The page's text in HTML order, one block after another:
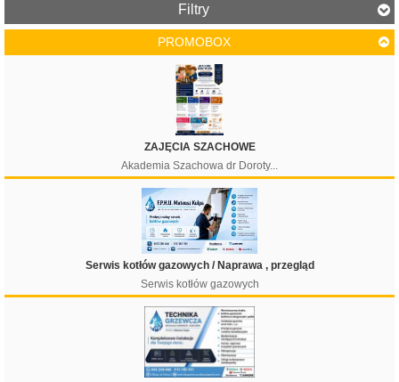
Filtry
Filtruj
PROMOBOX
ZAJĘCIA SZACHOWE
Akademia Szachowa dr Doroty...
Serwis kotłów gazowych / Naprawa , przegląd
Serwis kotłów gazowych